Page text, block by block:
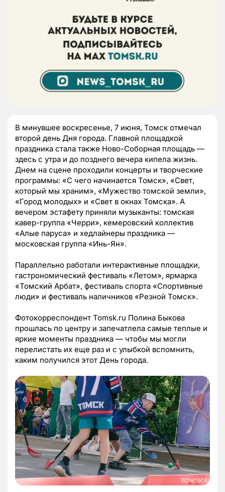
В минувшее воскресенье, 7 июня, Томск отмечал
второй день Дня города. Главной площадкой
праздника стала также Ново-Соборная площадь —
здесь с утра и до позднего вечера кипела жизнь.
Днем на сцене проходили концерты и творческие
программы: «С чего начинается Томск», «Свет,
который мы храним», «Мужество томской земли»,
«Город молодых» и «Свет в окнах Томска». А
вечером эстафету приняли музыканты: томская
кавер-группа «Черри», кемеровский коллектив
«Алые паруса» и хедлайнеры праздника —
московская группа «Инь-Ян».
Параллельно работали интерактивные площадки,
гастрономический фестиваль «Летом», ярмарка
«Томский Арбат», фестиваль спорта «Спортивные
люди» и фестиваль наличников «Резной Томск».
Фотокорреспондент Tomsk.ru Полина Быкова
прошлась по центру и запечатлела самые теплые и
яркие моменты праздника — чтобы мы могли
перелистать их еще раз и с улыбкой вспомнить,
каким получился этот День города.